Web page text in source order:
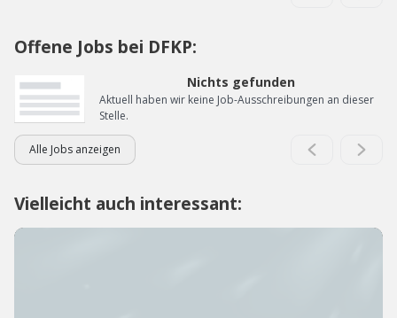
Offene Jobs bei DFKP:
Nichts gefunden
Aktuell haben wir keine Job-Ausschreibungen an dieser
Stelle.
Alle Jobs anzeigen
Vielleicht auch interessant: